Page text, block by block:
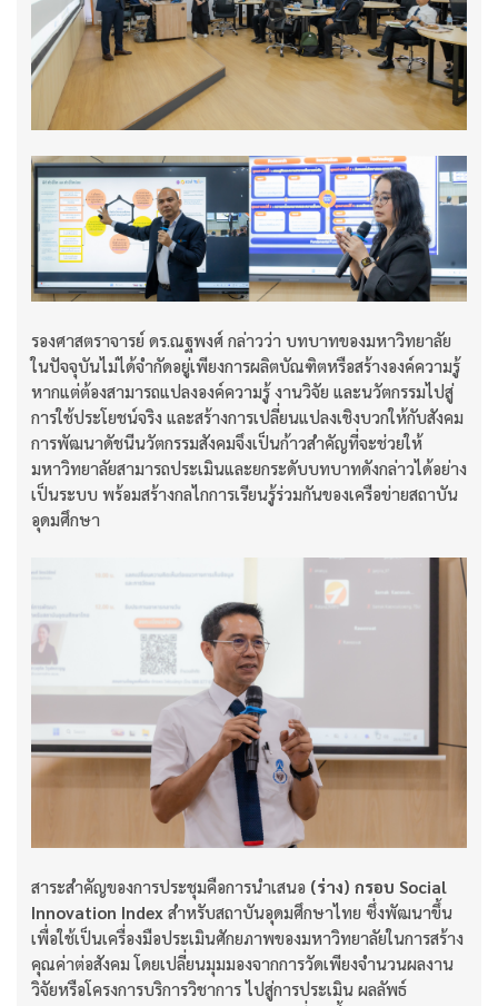
รองศาสตราจารย์ ดร.ณฐพงศ์ กล่าวว่า บทบาทของมหาวิทยาลัย
ในปัจจุบันไม่ได้จำกัดอยู่เพียงการผลิตบัณฑิตหรือสร้างองค์ความรู้
หากแต่ต้องสามารถแปลงองค์ความรู้ งานวิจัย และนวัตกรรมไปสู่
การใช้ประโยชน์จริง และสร้างการเปลี่ยนแปลงเชิงบวกให้กับสังคม
การพัฒนาดัชนีนวัตกรรมสังคมจึงเป็นก้าวสำคัญที่จะช่วยให้
มหาวิทยาลัยสามารถประเมินและยกระดับบทบาทดังกล่าวได้อย่าง
เป็นระบบ พร้อมสร้างกลไกการเรียนรู้ร่วมกันของเครือข่ายสถาบัน
อุดมศึกษา
สาระสำคัญของการประชุมคือการนำเสนอ (ร่าง) กรอบ Social
Innovation Index สำหรับสถาบันอุดมศึกษาไทย ซึ่งพัฒนาขึ้น
เพื่อใช้เป็นเครื่องมือประเมินศักยภาพของมหาวิทยาลัยในการสร้าง
คุณค่าต่อสังคม โดยเปลี่ยนมุมมองจากการวัดเพียงจำนวนผลงาน
วิจัยหรือโครงการบริการวิชาการ ไปสู่การประเมิน ผลลัพธ์